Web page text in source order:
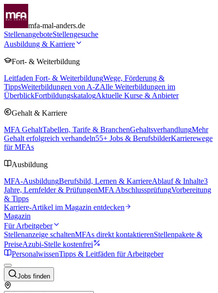
mfa-mal-anders.de
StellenangeboteStellengesuche
Ausbildung & Karriere
Fort- & Weiterbildung
Leitfaden Fort- & WeiterbildungWege, Förderung &
TippsWeiterbildungen von A-ZAlle Weiterbildungen im
ÜberblickFortbildungskatalogAktuelle Kurse & Anbieter
Gehalt & Karriere
MFA GehaltTabellen, Tarife & BranchenGehaltsverhandlungMehr
Gehalt erfolgreich verhandeln55+ Jobs & BerufsbilderKarrierewege
für MFAs
Ausbildung
MFA-AusbildungBerufsbild, Lernen & KarriereAblauf & Inhalte3
Jahre, Lernfelder & PrüfungenMFA AbschlussprüfungVorbereitung
& Tipps
Karriere-Artikel im Magazin entdecken
Magazin
Für Arbeitgeber
Stellenanzeige schaltenMFAs direkt kontaktierenStellenpakete &
PreiseAzubi-Stelle kostenfrei
PersonalwissenTipps & Leitfäden für Arbeitgeber
Jobs finden